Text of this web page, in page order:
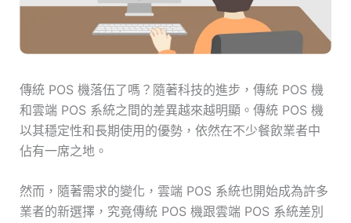
傳統 POS 機落伍了嗎？隨著科技的進步，傳統 POS 機
和雲端 POS 系統之間的差異越來越明顯。傳統 POS 機
以其穩定性和長期使用的優勢，依然在不少餐飲業者中
佔有一席之地。
然而，隨著需求的變化，雲端 POS 系統也開始成為許多
業者的新選擇，究竟傳統 POS 機跟雲端 POS 系統差別